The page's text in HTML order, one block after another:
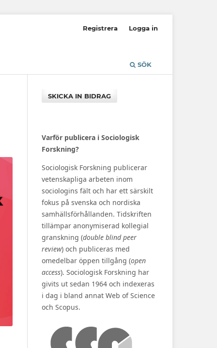
SÖK
Registrera Logga in
SKICKA IN BIDRAG
Varför publicera i Sociologisk
Forskning?
Sociologisk Forskning publicerar
vetenskapliga arbeten inom
sociologins fält och har ett särskilt
fokus på svenska och nordiska
samhällsförhållanden. Tidskriften
tillämpar anonymiserad kollegial
granskning (double blind peer
review) och publiceras med
omedelbar öppen tillgång (open
access). Sociologisk Forskning har
givits ut sedan 1964 och indexeras
i dag i bland annat Web of Science
och Scopus.